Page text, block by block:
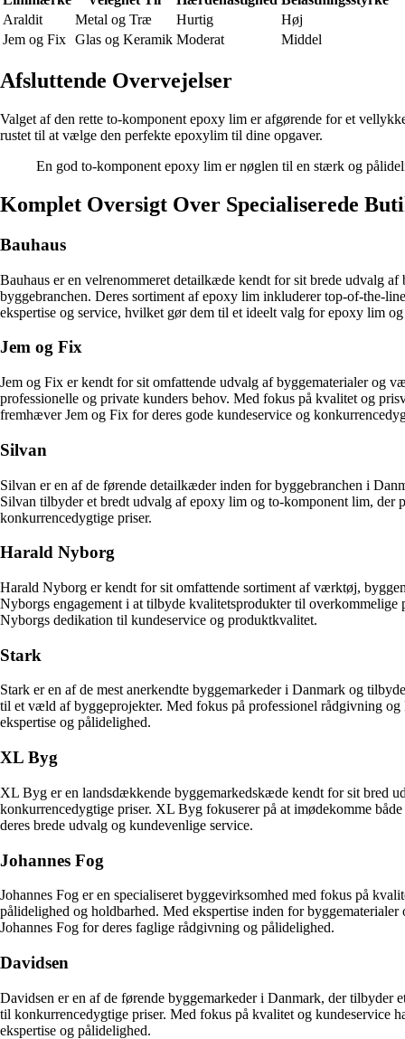
Araldit
Metal og Træ Hurtig
Høj
Jem og Fix Glas og Keramik Moderat Middel
Afsluttende Overvejelser
Valget af den rette to-komponent epoxy lim er afgørende for et
rustet til at vælge den perfekte epoxylim til dine opgaver.
En god to-komponent epoxy lim er nøglen til en stærk og
Komplet Oversigt Over Specialiserede
Bauhaus
Bauhaus er en velrenommeret detailkæde kendt for sit brede udvalg
byggebranchen. Deres sortiment af epoxy lim inkluderer top-of-the-
ekspertise og service, hvilket gør dem til et ideelt valg for epoxy lim
Jem og Fix
Jem og Fix er kendt for sit omfattende udvalg af byggematerialer og
professionelle og private kunders behov. Med fokus på kvalitet og
fremhæver Jem og Fix for deres gode kundeservice og
Silvan
Silvan er en af de førende detailkæder inden for byggebranchen i
Silvan tilbyder et bredt udvalg af epoxy lim og to-komponent lim,
konkurrencedygtige priser.
Harald Nyborg
Harald Nyborg er kendt for sit omfattende sortiment af værktøj,
Nyborgs engagement i at tilbyde kvalitetsprodukter til
Nyborgs dedikation til kundeservice og produktkvalitet.
Stark
Stark er en af de mest anerkendte byggemarkeder i Danmark og
til et væld af byggeprojekter. Med fokus på professionel rådgivning
ekspertise og pålidelighed.
XL Byg
XL Byg er en landsdækkende byggemarkedskæde kendt for sit bred
konkurrencedygtige priser. XL Byg fokuserer på at imødekomme
deres brede udvalg og kundevenlige service.
Johannes Fog
Johannes Fog er en specialiseret byggevirksomhed med fokus på
pålidelighed og holdbarhed. Med ekspertise inden for
Johannes Fog for deres faglige rådgivning og pålidelighed.
Davidsen
Davidsen er en af de førende byggemarkeder i Danmark, der
til konkurrencedygtige priser. Med fokus på kvalitet og kundeservice
ekspertise og pålidelighed.